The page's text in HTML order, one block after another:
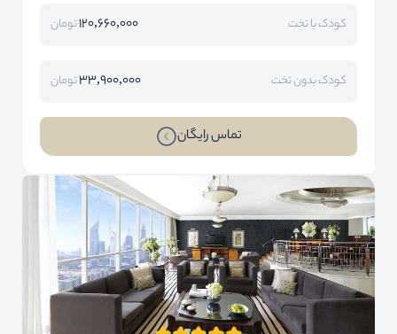
کودک با تخت 120,660,000تومان
کودک بدون تخت 33,900,000تومان
تماس رایگان